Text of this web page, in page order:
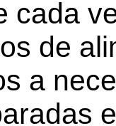
cada
de
a